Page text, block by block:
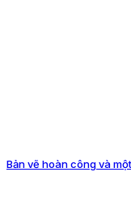
Bản vẽ hoàn công và